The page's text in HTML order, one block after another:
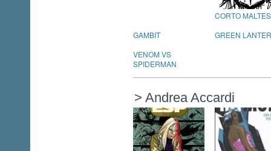
CORTO
GAMBIT
GREEN
VENOM VS
SPIDERMAN
> Andrea Accardi